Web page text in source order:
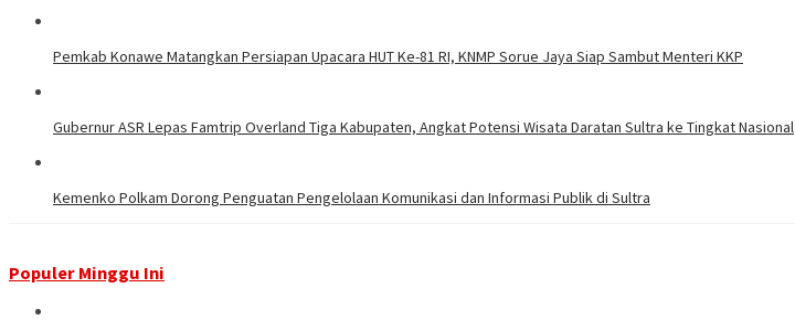
Pemkab Konawe Matangkan Persiapan Upacara HUT Ke-81 RI, KNMP Sorue Jaya Siap Sambut Menteri KKP
Gubernur ASR Lepas Famtrip Overland Tiga Kabupaten, Angkat Potensi Wisata Daratan Sultra ke Tingkat Nasional
Kemenko Polkam Dorong Penguatan Pengelolaan Komunikasi dan Informasi Publik di Sultra
Populer Minggu Ini